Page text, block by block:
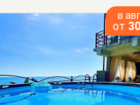
в
от